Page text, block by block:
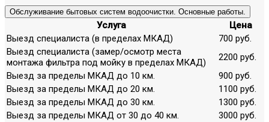
Обслуживание бытовых систем водоочистки. Основные работы.
Услуга
Цена
Выезд специалиста (в пределах МКАД)
700 руб.
Выезд специалиста (замер/осмотр места
монтажа фильтра под мойку в пределах МКАД)
2200 руб.
Выезд за пределы МКАД до 10 км.
900 руб.
Выезд за пределы МКАД до 20 км.
1100 руб.
Выезд за пределы МКАД до 30 км.
1300 руб.
Выезд за пределы МКАД от 30 до 40 км.
3000 руб.